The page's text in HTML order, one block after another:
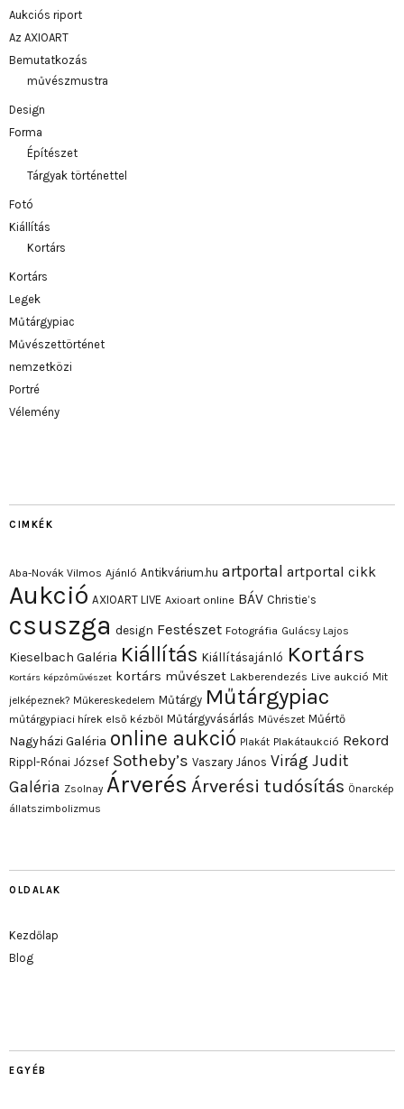
Aukciós riport
Az AXIOART
Bemutatkozás
művészmustra
Design
Forma
Építészet
Tárgyak történettel
Fotó
Kiállítás
Kortárs
Kortárs
Legek
Műtárgypiac
Művészettörténet
nemzetközi
Portré
Vélemény
CIMKÉK
Aba-Novák Vilmos Ajánló Antikvárium.hu artportal artportal cikk
Aukció AXIOART LIVE Axioart online BÁV Christie’s
csuszga design Festészet Fotográfia Gulácsy Lajos
Kieselbach Galéria Kiállítás Kiállításajánló Kortárs
Kortárs képzőművészet kortárs művészet Lakberendezés Live aukció Mit
jelképeznek? Műkereskedelem Műtárgy Műtárgypiac
műtárgypiaci hírek első kézből Műtárgyvásárlás Művészet Műértő
Nagyházi Galéria online aukció Plakát Plakátaukció Rekord
Rippl-Rónai József Sotheby’s Vaszary János Virág Judit
Galéria Zsolnay Árverés Árverési tudósítás Önarckép
állatszimbolizmus
OLDALAK
Kezdőlap
Blog
EGYÉB